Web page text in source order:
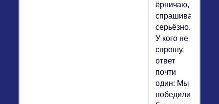
ёрничаю,
спрашиваю
серьёзно.
У кого не
спрошу,
ответ
почти
один: Мы
победили